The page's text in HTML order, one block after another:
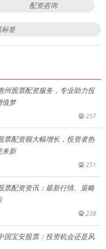
配资咨询
标签
州股票配资服务，专业助力投
值梦
257
票配资额大幅增长，投资者热
来新
251
票配资资讯：最新行情、策略
238
国宝安股票：投资机会还是风